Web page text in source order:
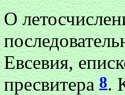
О
Евсевия,
пресвитера8.